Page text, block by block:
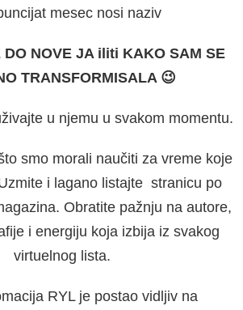
mesec nosi naziv
DO NOVE JA iliti KAKO SAM SE
TRANSFORMISALA 😉
u njemu u svakom momentu.
smo morali naučiti za vreme koje
i lagano listajte stranicu po
Obratite pažnju na autore,
i energiju koja izbija iz svakog
virtuelnog lista.
RYL je postao vidljiv na